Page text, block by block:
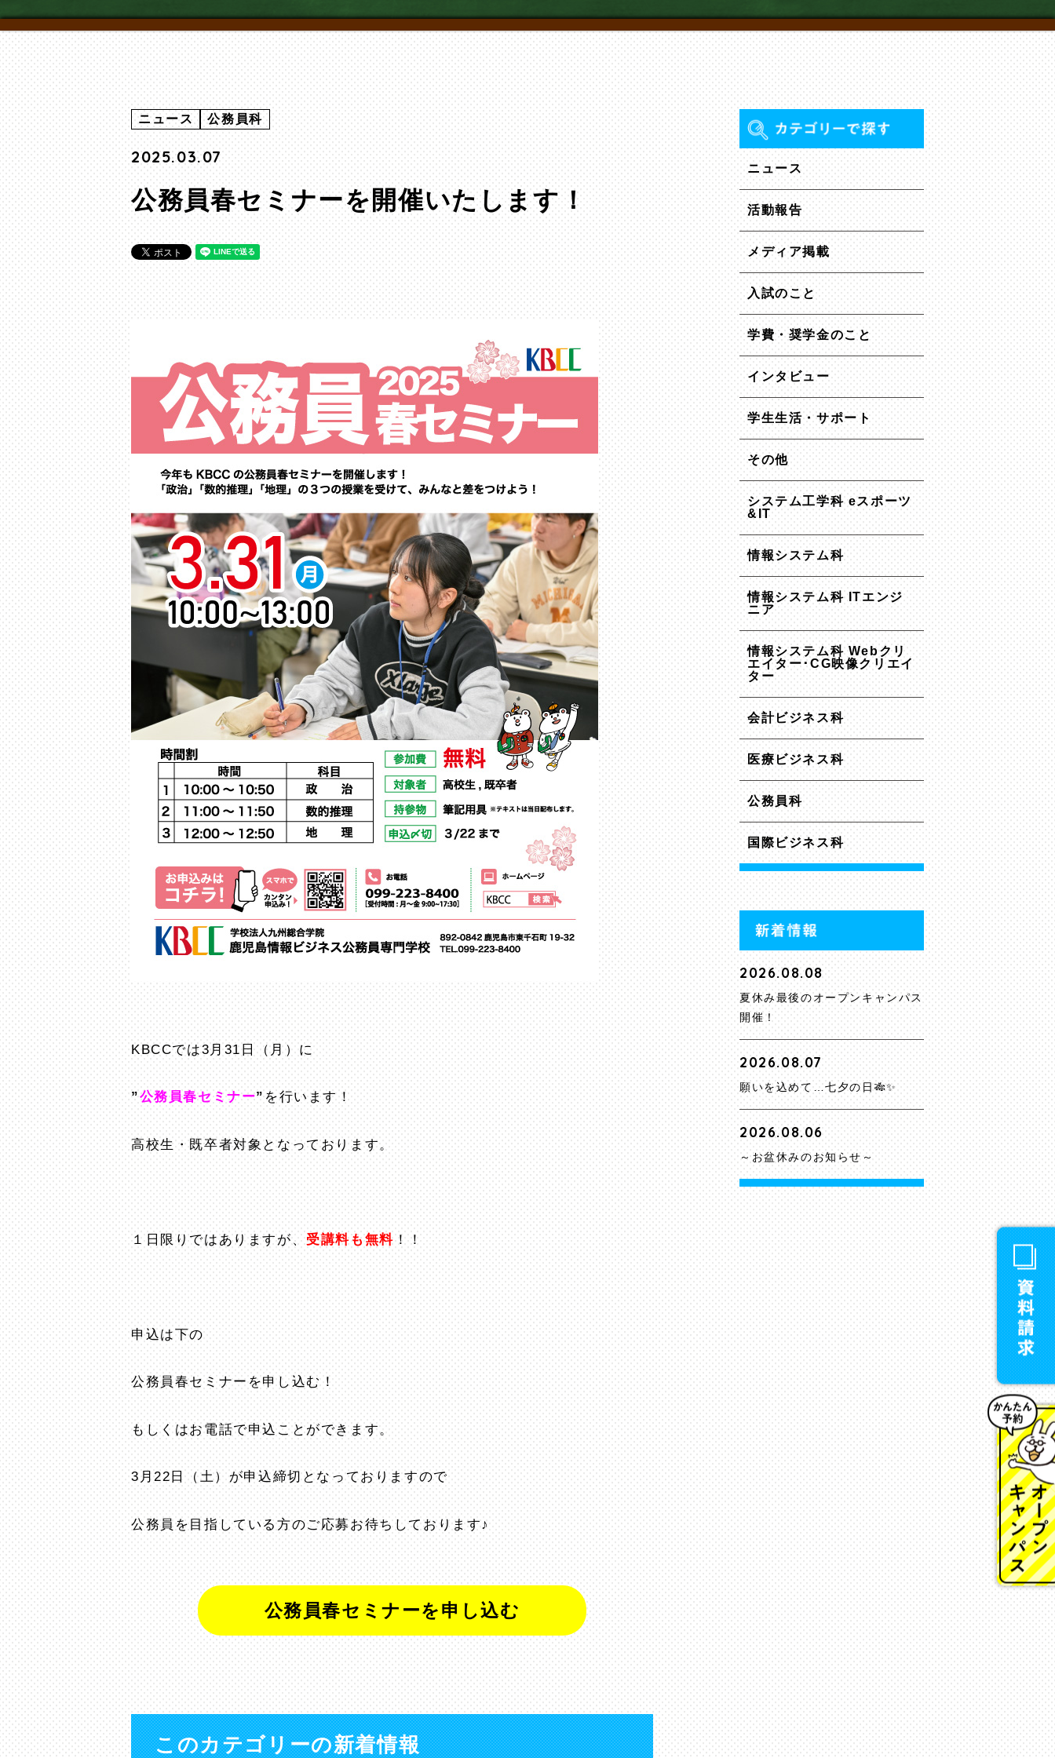
ニュース 公務員科
2025.03.07
公務員春セミナーを開催いたします！
KBCCでは3月31日（月）に
”公務員春セミナー” を行います！
高校生・既卒者対象となっております。
１日限りではありますが、 受講料も無料 ！！
申込は下の
公務員春セミナーを申し込む！
もしくはお電話で申込ことができます。
3月22日（土）が申込締切となっておりますので
公務員を目指している方のご応募お待ちしております♪
公務員春セミナーを申し込む
このカテゴリーの新着情報
ニュース
活動報告
メディア掲載
入試のこと
学費・奨学金のこと
インタビュー
学生生活・サポート
その他
システム工学科 eスポーツ
&IT
情報システム科
情報システム科 ITエンジ
ニア
情報システム科 Webクリ
エイター･CG映像クリエイ
ター
会計ビジネス科
医療ビジネス科
公務員科
国際ビジネス科
2026.08.08
夏休み最後のオープンキャンパス
開催！
2026.08.07
願いを込めて…七夕の日🎋✨
2026.08.06
～お盆休みのお知らせ～